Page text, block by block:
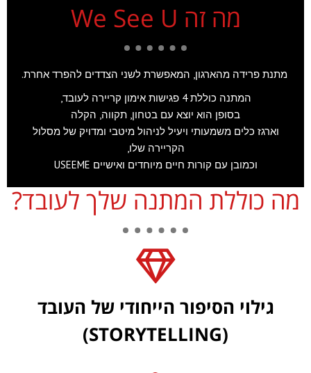
מה זה We See U
מתנת פרידה מהארגון, המאפשרת לשני הצדדים להפרד אחרת.
המתנה כוללת 4 פגישות אימון קריירה לעובד,
בסופן הוא יוצא עם בטחון, תקווה, הקלה
וארגז כלים משמעותי ויעיל לניהול מיטבי ומדויק של מסלול
הקריירה שלו,
וכמובן עם קורות חיים מיוחדים ואישיים USEEME
מה כוללת המתנה שלך לעובד?
גילוי הסיפור הייחודי של העובד
(STORYTELLING)